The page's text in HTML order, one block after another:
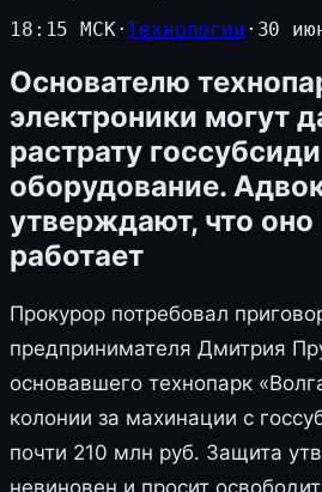
18:15 МСК·Технологии · 30
Основателю
электроники могут
растрату
оборудование.
утверждают, что оно
работает
Прокурор потребовал
предпринимателя Дмитрия
основавшего технопарк
колонии за махинации с
почти 210 млн руб. Защита
невиновен и просит